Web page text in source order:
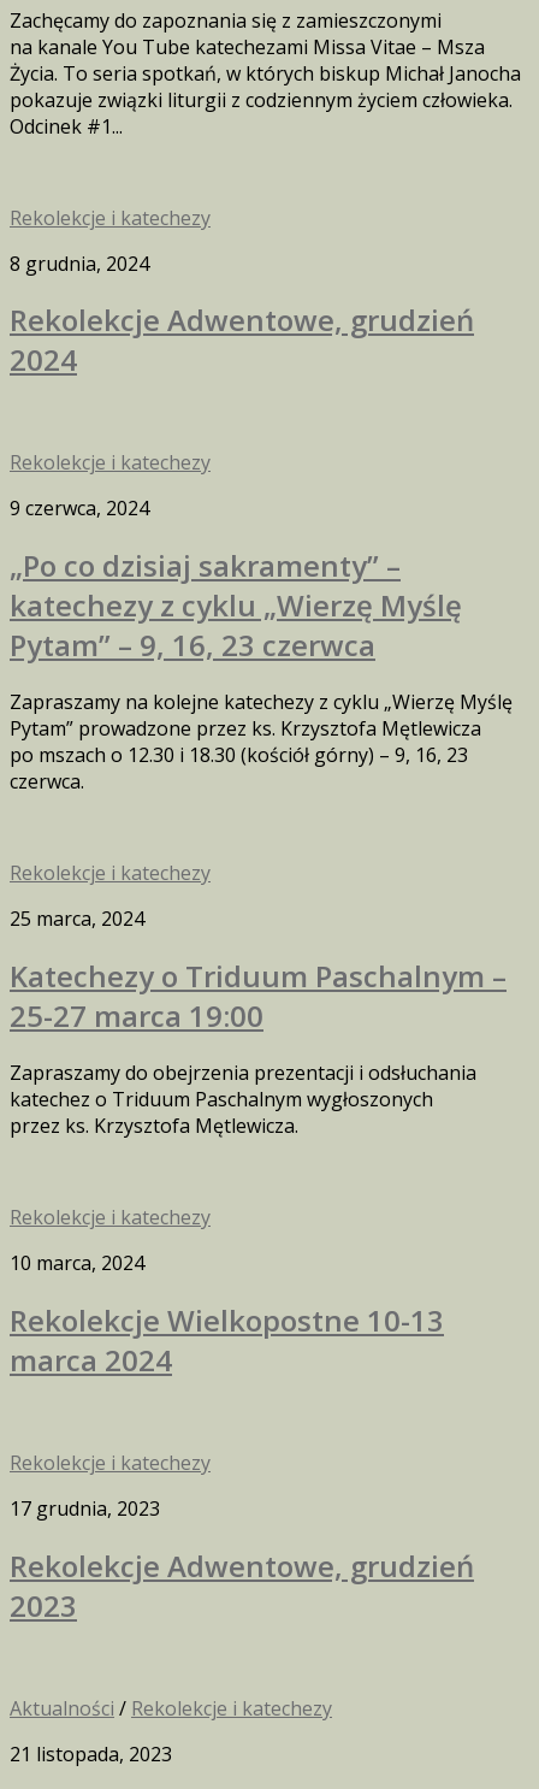
Zachęcamy do zapoznania się z zamieszczonymi
na kanale You Tube katechezami Missa Vitae – Msza
Życia. To seria spotkań, w których biskup Michał Janocha
pokazuje związki liturgii z codziennym życiem człowieka.
Odcinek #1...
Rekolekcje i katechezy
8 grudnia, 2024
Rekolekcje Adwentowe, grudzień
2024
Rekolekcje i katechezy
9 czerwca, 2024
„Po co dzisiaj sakramenty” –
katechezy z cyklu „Wierzę Myślę
Pytam” – 9, 16, 23 czerwca
Zapraszamy na kolejne katechezy z cyklu „Wierzę Myślę
Pytam” prowadzone przez ks. Krzysztofa Mętlewicza
po mszach o 12.30 i 18.30 (kościół górny) – 9, 16, 23
czerwca.
Rekolekcje i katechezy
25 marca, 2024
Katechezy o Triduum Paschalnym –
25-27 marca 19:00
Zapraszamy do obejrzenia prezentacji i odsłuchania
katechez o Triduum Paschalnym wygłoszonych
przez ks. Krzysztofa Mętlewicza.
Rekolekcje i katechezy
10 marca, 2024
Rekolekcje Wielkopostne 10-13
marca 2024
Rekolekcje i katechezy
17 grudnia, 2023
Rekolekcje Adwentowe, grudzień
2023
Aktualności / Rekolekcje i katechezy
21 listopada, 2023